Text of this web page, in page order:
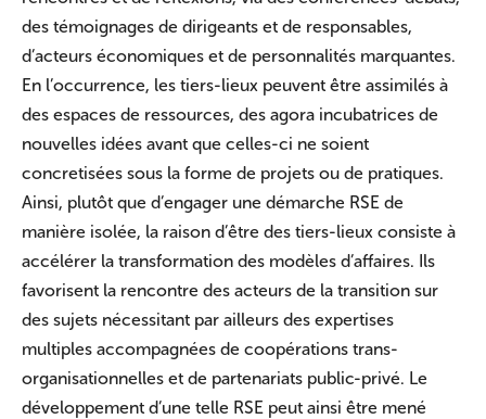
des témoignages de dirigeants et de responsables,
d’acteurs économiques et de personnalités marquantes.
En l’occurrence, les tiers-lieux peuvent être assimilés à
des espaces de ressources, des agora incubatrices de
nouvelles idées avant que celles-ci ne soient
concretisées sous la forme de projets ou de pratiques.
Ainsi, plutôt que d’engager une démarche RSE de
manière isolée, la raison d’être des tiers-lieux consiste à
accélérer la transformation des modèles d’affaires. Ils
favorisent la rencontre des acteurs de la transition sur
des sujets nécessitant par ailleurs des expertises
multiples accompagnées de coopérations trans-
organisationnelles et de partenariats public-privé. Le
développement d’une telle RSE peut ainsi être mené